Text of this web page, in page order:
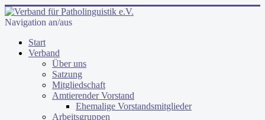
Navigation an/aus
Start
Verband
Über uns
Satzung
Mitgliedschaft
Amtierender Vorstand
Ehemalige Vorstandsmitglieder
Arbeitsgruppen